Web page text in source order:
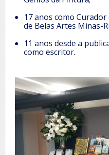
17 anos como
de Belas Artes Minas-
11 anos desde a
como escritor.